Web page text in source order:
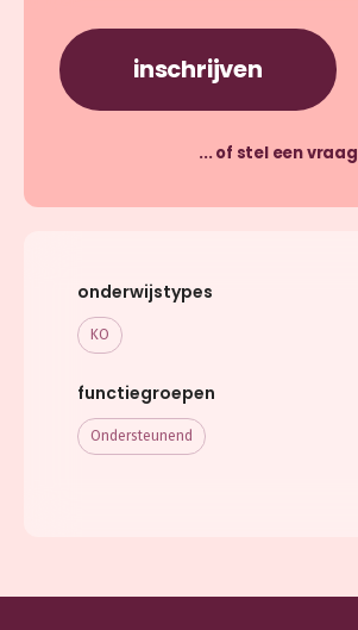
inschrijven
... of stel een vraag
onderwijstypes
KO
functiegroepen
Ondersteunend